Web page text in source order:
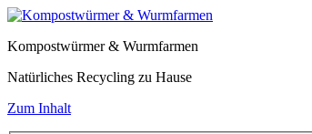
Kompostwürmer & Wurmfarmen
Natürliches Recycling zu Hause
Zum Inhalt